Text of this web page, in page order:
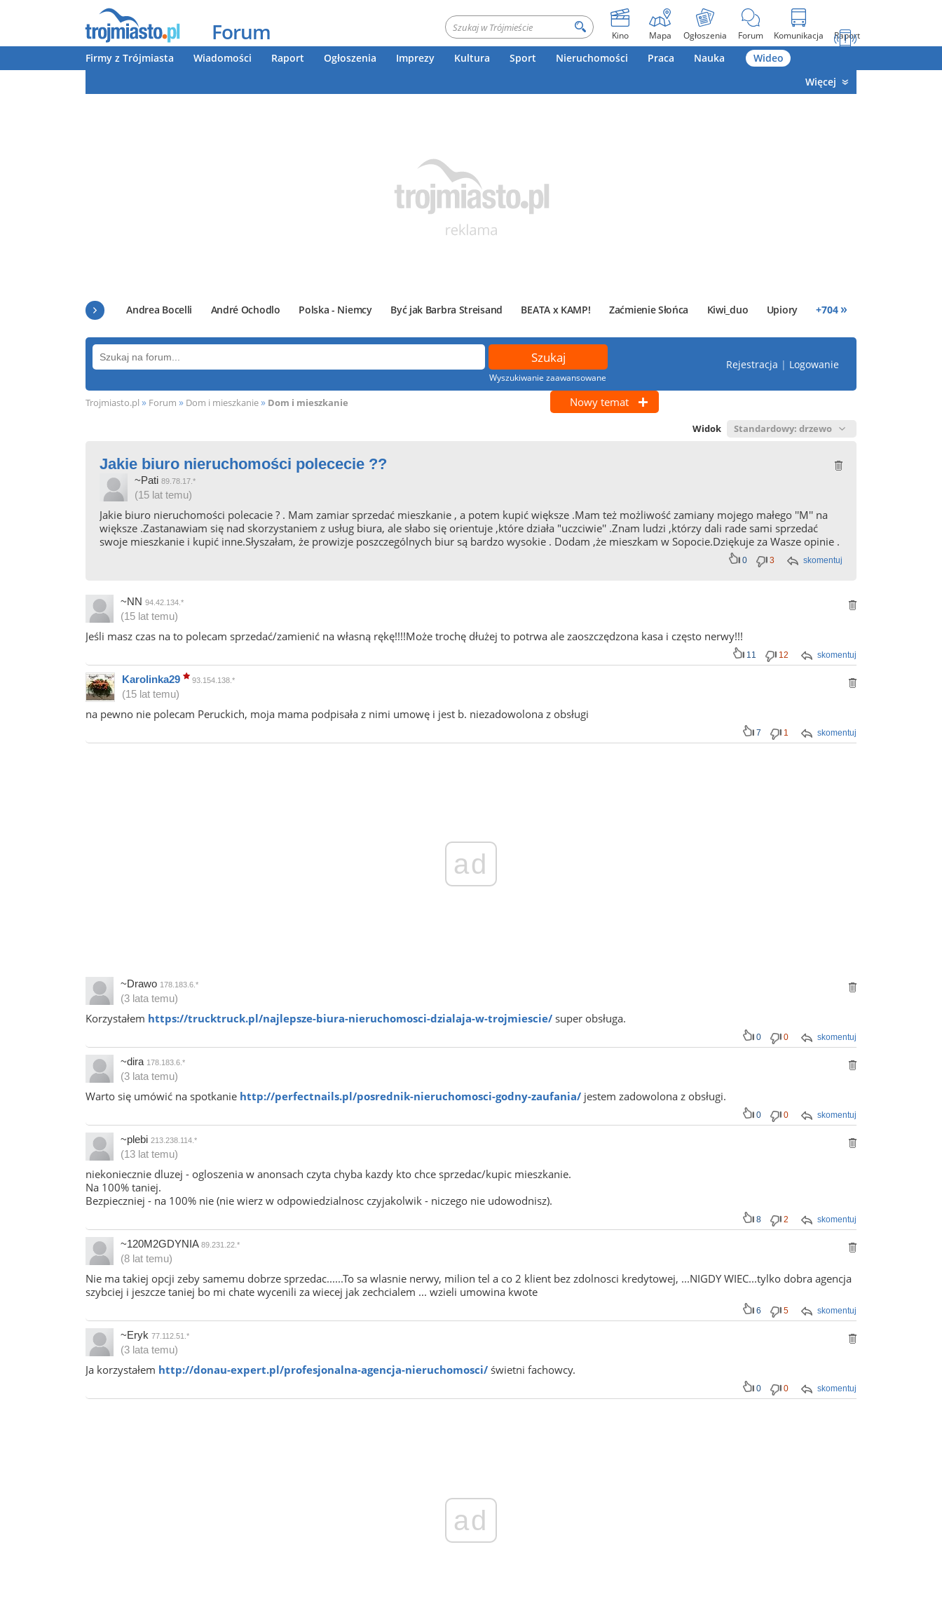
Forum Kino Mapa Ogłoszenia Forum Komunikacja Raport
Firmy z Trójmiasta Wiadomości Raport Ogłoszenia Imprezy Kultura Sport Nieruchomości Praca Nauka
Wideo
Więcej
Andrea Bocelli André Ochodlo Polska - Niemcy Być jak Barbra Streisand BEATA x KAMP! Zaćmienie Słońca Kiwi_duo Upiory +704 »
Wyszukiwanie zaawansowane
Rejestracja | Logowanie
Trojmiasto.pl » Forum » Dom i mieszkanie» Dom i mieszkanie Nowy temat
Widok
Jakie biuro nieruchomości polececie ??
~Pati 89.78.17.*
(15 lat temu)
Jakie biuro nieruchomości polecacie ? . Mam zamiar sprzedać mieszkanie , a potem kupić większe .Mam też możliwość zamiany mojego małego ''M'' na
większe .Zastanawiam się nad skorzystaniem z usług biura, ale słabo się orientuje ,które działa "uczciwie'' .Znam ludzi ,którzy dali rade sami sprzedać
swoje mieszkanie i kupić inne.Słyszałam, że prowizje poszczególnych biur są bardzo wysokie . Dodam ,że mieszkam w Sopocie.Dziękuje za Wasze opinie .
skomentuj
0 3
~NN 94.42.134.*
(15 lat temu)
Jeśli masz czas na to polecam sprzedać/zamienić na własną rękę!!!!Może trochę dłużej to potrwa ale zaoszczędzona kasa i często nerwy!!!
skomentuj
11 12
Karolinka29 93.154.138.*
(15 lat temu)
na pewno nie polecam Peruckich, moja mama podpisała z nimi umowę i jest b. niezadowolona z obsługi
skomentuj
7 1
ad
~Drawo 178.183.6.*
(3 lata temu)
Korzystałem https://trucktruck.pl/najlepsze-biura-nieruchomosci-dzialaja-w-trojmiescie/ super obsługa.
skomentuj
0 0
~dira 178.183.6.*
(3 lata temu)
Warto się umówić na spotkanie http://perfectnails.pl/posrednik-nieruchomosci-godny-zaufania/ jestem zadowolona z obsługi.
skomentuj
0 0
~plebi 213.238.114.*
(13 lat temu)
niekoniecznie dluzej - ogloszenia w anonsach czyta chyba kazdy kto chce sprzedac/kupic mieszkanie.
Na 100% taniej.
Bezpieczniej - na 100% nie (nie wierz w odpowiedzialnosc czyjakolwik - niczego nie udowodnisz).
skomentuj
8 2
~120M2GDYNIA 89.231.22.*
(8 lat temu)
Nie ma takiej opcji zeby samemu dobrze sprzedac......To sa wlasnie nerwy, milion tel a co 2 klient bez zdolnosci kredytowej, ...NIGDY WIEC...tylko dobra agencja
szybciej i jeszcze taniej bo mi chate wycenili za wiecej jak zechcialem ... wzieli umowina kwote
skomentuj
6 5
~Eryk 77.112.51.*
(3 lata temu)
Ja korzystałem http://donau-expert.pl/profesjonalna-agencja-nieruchomosci/ świetni fachowcy.
skomentuj
0 0
ad